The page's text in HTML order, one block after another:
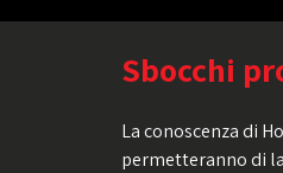
Sbocchi
La conoscenza di
permetteranno di